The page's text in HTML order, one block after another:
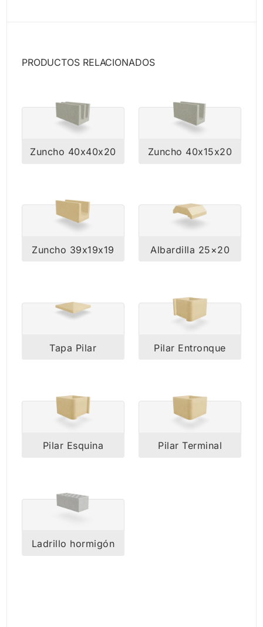
PRODUCTOS RELACIONADOS
Zuncho 40x40x20 Zuncho 40x15x20
Zuncho 39x19x19 Albardilla 25×20
Tapa Pilar Pilar Entronque
Pilar Esquina Pilar Terminal
Ladrillo hormigón